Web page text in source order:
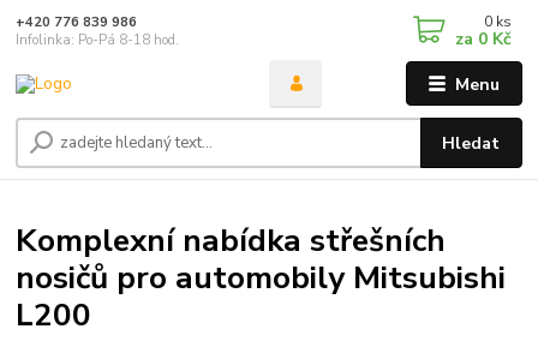
Menu
Hledat
+420 776 839 986
Infolinka: Po-Pá 8-18 hod.
0 ks
za 0 Kč
Komplexní nabídka střešních
nosičů pro automobily Mitsubishi
L200